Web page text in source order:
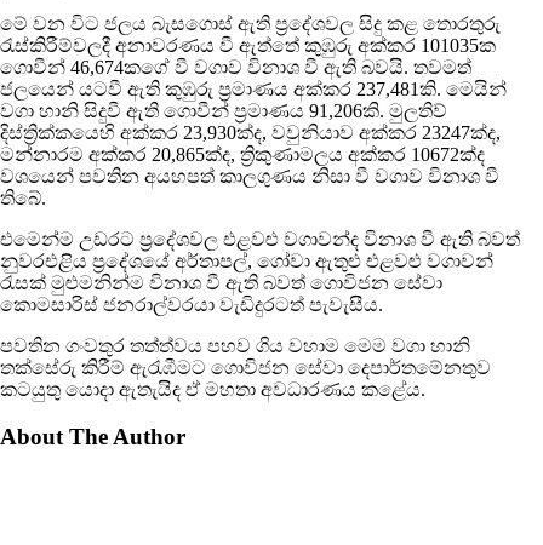
මේ වන විට ජලය බැසගොස් ඇති ප්‍රදේශවල සිදු කළ තොරතුරු
රැස්කිරීම්වලදී අනාවරණය වී ඇත්තේ කුඹුරු අක්කර 101035ක
ගොවීන් 46,674කගේ වී වගාව විනාශ වී ඇති බවයි. තවමත්
ජලයෙන් යටවී ඇති කුඹුරු ප්‍රමාණය අක්කර 237,481කි. මෙයින්
වගා හානි සිදුවී ඇති ගොවීන් ප්‍රමාණය 91,206කි. මුලතිව්
දිස්ත්‍රික්කයෙහි අක්කර 23,930ක්ද, වවුනියාව අක්කර 23247ක්ද,
මන්නාරම අක්කර 20,865ක්ද, ත්‍රිකුණාමලය අක්කර 10672ක්ද
වශයෙන් පවතින අයහපත් කාලගුණය නිසා වී වගාව විනාශ වී
තිබේ.
එමෙන්ම උඩරට ප්‍රදේශවල එළවළු වගාවන්ද විනාශ වී ඇති බවත්
නුවරඑළිය ප්‍රදේශයේ අර්තාපල්, ගෝවා ඇතුළු එළවළු වගාවන්
රැසක් මුළුමනින්ම විනාශ වී ඇති බවත් ගොවිජන සේවා
කොමසාරිස් ජනරාල්වරයා වැඩිදුරටත් පැවැසීය.
පවතින ගංවතුර තත්ත්වය පහව ගිය වහාම මෙම වගා හානි
තක්සේරු කිරීම් ඇරැඹීමට ගොවිජන සේවා දෙපාර්තමේනතුව
කටයුතු යොදා ඇතැයිද ඒ මහතා අවධාරණය කළේය.
About The Author